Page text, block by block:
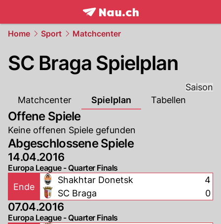
frontpage.NAU.ch
Home Sport Matchcenter
SC Braga Spielplan
Saison
Matchcenter
Spielplan Tabellen
Offene Spiele
Keine offenen Spiele gefunden
Abgeschlossene Spiele
14.04.2016
Europa League - Quarter Finals
Ende
Shakhtar Donetsk
SC Braga
4
0
07.04.2016
Europa League - Quarter Finals